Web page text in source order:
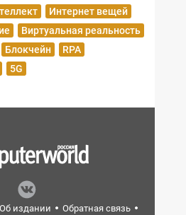
Интернет вещей
Виртуальная реальность
Блокчейн
RPA
5G
Об издании
Обратная связь